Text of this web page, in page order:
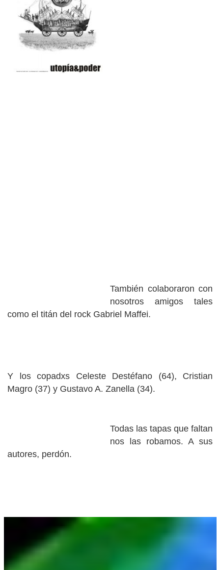
También colaboraron con
nosotros amigos tales
como el titán del rock Gabriel Maffei.
Y los copadxs Celeste Destéfano (64), Cristian
Magro (37) y Gustavo A. Zanella (34).
Todas las tapas que faltan
nos las robamos. A sus
autores, perdón.